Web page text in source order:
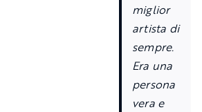
miglior
artista di
sempre.
Era una
persona
vera e